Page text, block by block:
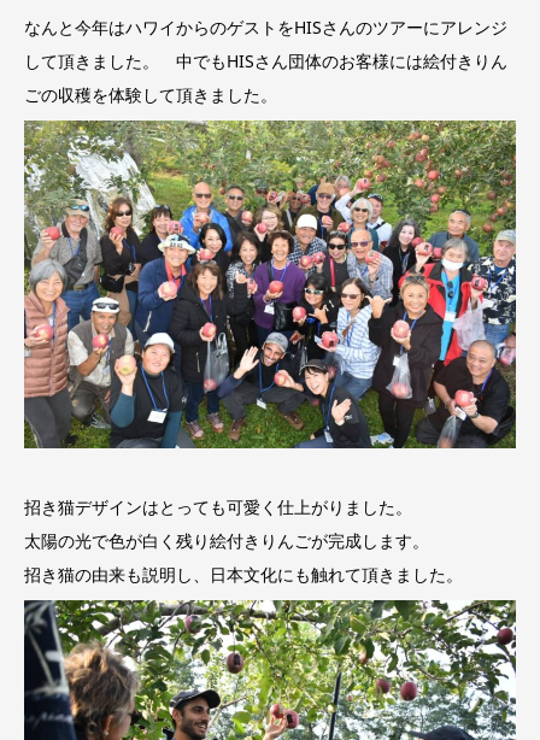
なんと今年はハワイからのゲストをHISさんのツアーにアレンジ
して頂きました。 中でもHISさん団体のお客様には絵付きりん
ごの収穫を体験して頂きました。
招き猫デザインはとっても可愛く仕上がりました。
太陽の光で色が白く残り絵付きりんごが完成します。
招き猫の由来も説明し、日本文化にも触れて頂きました。